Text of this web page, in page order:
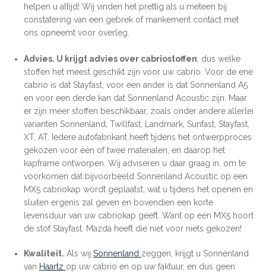
helpen u altijd! Wij vinden het prettig als u meteen bij
constatering van een gebrek of mankement contact met
ons opneemt voor overleg.
Advies. U krijgt advies over cabriostoffen , dus welke
stoffen het meest geschikt zijn voor uw cabrio. Voor de ene
cabrio is dat Stayfast, voor een ander is dat Sonnenland A5
en voor een derde kan dat Sonnenland Acoustic zijn. Maar
er zijn meer stoffen beschikbaar, zoals onder andere allerlei
varianten Sonnenland, Twillfast, Landmark, Sunfast, Stayfast,
XT, AT. Iedere autofabrikant heeft tijdens het ontwerpproces
gekozen voor één of twee materialen, en daarop het
kapframe ontworpen. Wij adviseren u daar graag in, om te
voorkomen dat bijvoorbeeld Sonnenland Acoustic op een
MX5 cabriokap wordt geplaatst, wat u tijdens het openen en
sluiten ergenis zal geven en bovendien een korte
levensduur van uw cabriokap geeft. Want op een MX5 hoort
de stof Stayfast. Mazda heeft die niet voor niets gekozen!
Kwaliteit. Als wij Sonnenland zeggen, krijgt u Sonnenland
van Haartz op uw cabrio en op uw faktuur, en dus geen